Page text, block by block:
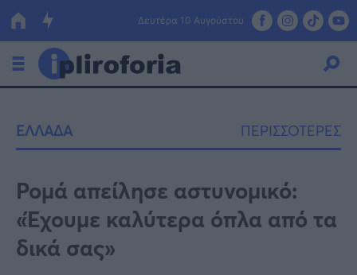
Δευτέρα 10 Αυγούστου
Οικονομία
Πολιτική
Τράπεζες
Επιδοτήσεις
Κόσμος
ΕΛΛΑΔΑ ΠΕΡΙΣΣΟΤΕΡΕΣ
Ρομά απείλησε αστυνομικό:
«Έχουμε καλύτερα όπλα από τα
δικά σας»